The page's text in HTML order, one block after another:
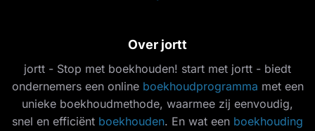
Over jortt
jortt - Stop met boekhouden! start met jortt - biedt
ondernemers een online boekhoudprogramma met een
unieke boekhoudmethode, waarmee zij eenvoudig,
snel en efficiënt boekhouden. En wat een boekhouding